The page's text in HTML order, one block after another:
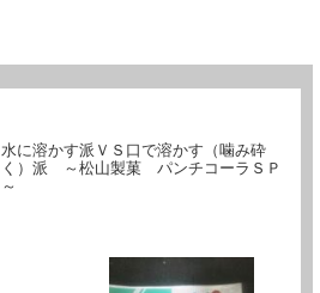
水に溶かす派ＶＳ口で溶かす（噛み砕
く）派 ～松山製菓 パンチコーラＳＰ
～